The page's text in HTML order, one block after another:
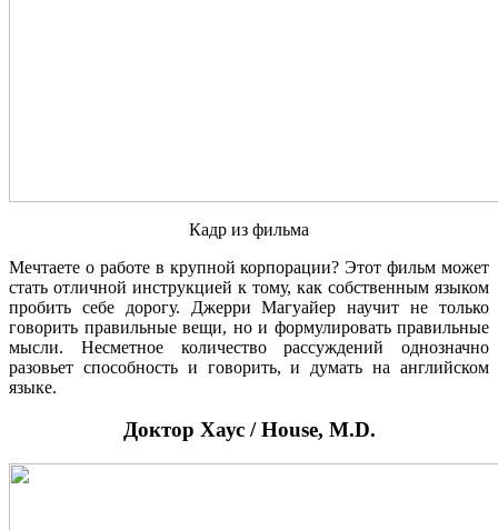
Кадр из фильма
Мечтаете о работе в крупной корпорации? Этот фильм может
стать отличной инструкцией к тому, как собственным языком
пробить себе дорогу. Джерри Магуайер научит не только
говорить правильные вещи, но и формулировать правильные
мысли. Несметное количество рассуждений однозначно
разовьет способность и говорить, и думать на английском
языке.
Доктор Хаус / House, M.D.